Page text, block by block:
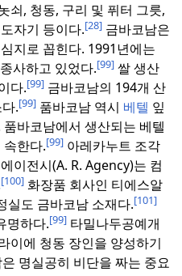
쇠, 청동, 구리 및 퓌터 그릇,
자기 등이다.[28] 금바코남은
지로 꼽힌다. 1991년에는
사하고 있었다.[99] 쌀 생산
다.[99] 금바코남의 194개 산
.[99] 품바코남 역시 베텔 잎
바코남에서 생산되는 베텔
한다.[99] 아레카누트 조각
이전시(A. R. Agency)는 컴
[100] 화장품 회사인 티에스알
실도 금바코남 소재다.[101]
명하다.[99] 타밀나두공예개
이에 청동 장인을 양성하기
명실공히 비단을 짜는 중요